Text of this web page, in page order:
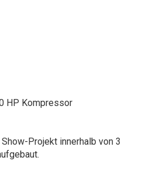
HP Kompressor
Projekt innerhalb von 3